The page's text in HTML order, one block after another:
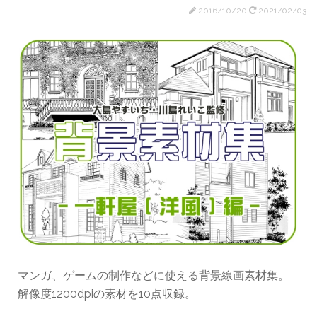
2016/10/20 2021/02/03
マンガ、ゲームの制作などに使える背景線画素材集。
解像度1200dpiの素材を10点収録。